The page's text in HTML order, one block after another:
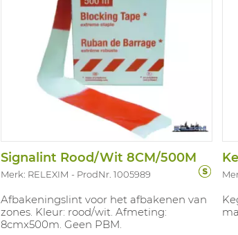
Signalint Rood/Wit 8CM/500M
Merk: RELEXIM ProdNr. 1005989
Afbakeningslint voor het afbakenen van
zones. Kleur: rood/wit. Afmeting:
8cmx500m. Geen PBM.